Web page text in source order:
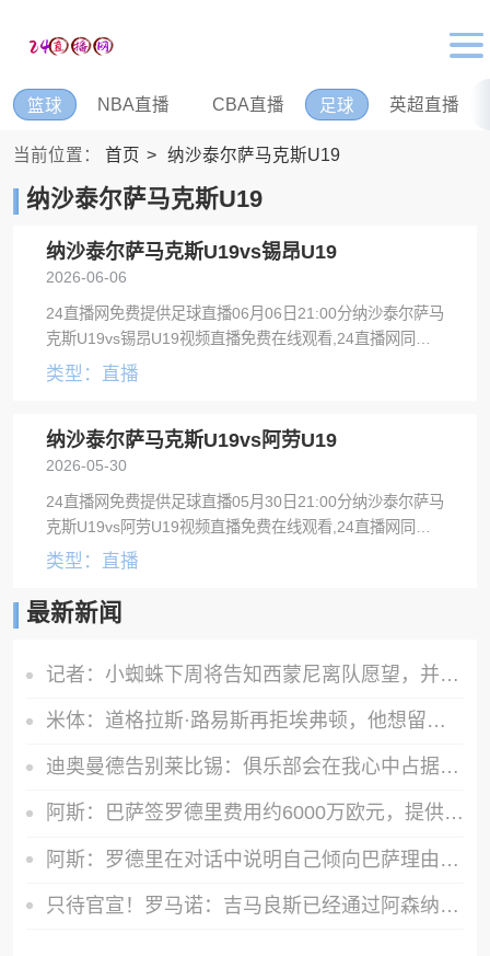
篮球 NBA直播 CBA直播 足球 英超直播
当前位置： 首页 纳沙泰尔萨马克斯U19
纳沙泰尔萨马克斯U19
纳沙泰尔萨马克斯U19vs锡昂U19
2026-06-06
24直播网免费提供足球直播06月06日21:00分纳沙泰尔萨马
克斯U19vs锡昂U19视频直播免费在线观看,24直播网同时
提供纳沙泰尔萨马克斯U19vs锡昂U19录像回放及视频集锦
类型：直播
纳沙泰尔萨马克斯U19vs阿劳U19
2026-05-30
24直播网免费提供足球直播05月30日21:00分纳沙泰尔萨马
克斯U19vs阿劳U19视频直播免费在线观看,24直播网同时
提供纳沙泰尔萨马克斯U19vs阿劳U19录像回放及视频集锦
类型：直播
最新新闻
记者：小蜘蛛下周将告知西蒙尼离队愿望，并希望得到理解和帮助
米体：道格拉斯·路易斯再拒埃弗顿，他想留队 但俱乐部尚未敲定
迪奥曼德告别莱比锡：俱乐部会在我心中占据特殊位置，感谢所有
阿斯：巴萨签罗德里费用约6000万欧元，提供4年税前3000万欧合同
阿斯：罗德里在对话中说明自己倾向巴萨理由，皇马对此理解＆祝好
只待官宣！罗马诺：吉马良斯已经通过阿森纳体检，即将签约四年